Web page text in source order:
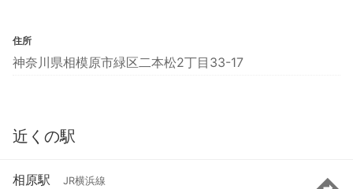
住所
神奈川県相模原市緑区二本松2丁目33-17
近くの駅
相原駅 JR横浜線